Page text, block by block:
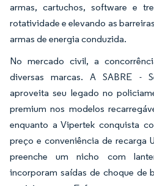
armas, cartuchos, software e
rotatividade e elevando as
armas de energia conduzida.
No mercado civil, a
diversas marcas. A SABRE -
aproveita seu legado no
premium nos modelos
enquanto a Vipertek conquista
preço e conveniência de recarga
preenche um nicho com
incorporam saídas de choque de